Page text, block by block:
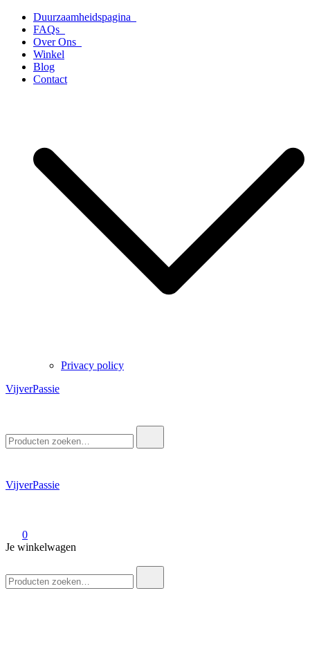
naar
inhoud
Duurzaamheidspagina
FAQs
Over Ons
Winkel
Blog
Contact
Privacy policy
VijverPassie
naar:
VijverPassie
0
Je winkelwagen
naar: